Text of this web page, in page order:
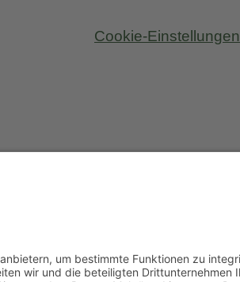
Cookie-Einstellungen